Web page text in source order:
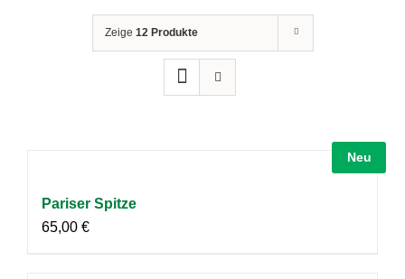
Zeige 12 Produkte
Neu
Pariser Spitze
65,00 €